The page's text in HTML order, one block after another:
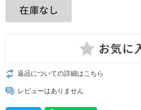
返品についての詳細はこちら
レビューはありません